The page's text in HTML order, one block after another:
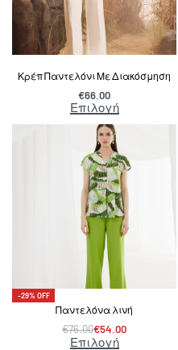
Κρέπ Παντελόνι Με Διακόσμηση
€66.00
Επιλογή
-29% OFF
Παντελόνα λινή
€76.00€54.00
Επιλογή